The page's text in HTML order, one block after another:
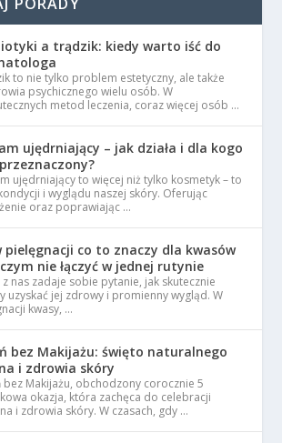
a trądzik: kiedy warto iść do
to nie tylko problem estetyczny, ale także
psychicznego wielu osób. W
metod leczenia, coraz więcej osób …
ujędrniający – jak działa i dla kogo
ujędrniający to więcej niż tylko kosmetyk – to
i wyglądu naszej skóry. Oferując
oraz poprawiając …
pielęgnacji co to znaczy dla kwasów
nie łączyć w jednej rutynie
z nas zadaje sobie pytanie, jak skutecznie
uzyskać jej zdrowy i promienny wygląd. W
kwasy, …
bez Makijażu: święto naturalnego
i zdrowia skóry
bez Makijażu, obchodzony corocznie 5
okazja, która zachęca do celebracji
i zdrowia skóry. W czasach, gdy …